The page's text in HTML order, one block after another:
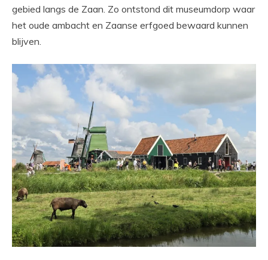
gebied langs de Zaan. Zo ontstond dit museumdorp waar
het oude ambacht en Zaanse erfgoed bewaard kunnen
blijven.